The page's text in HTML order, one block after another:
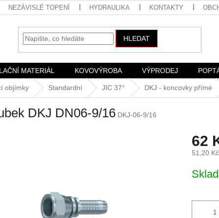
NEZÁVISLÉ TOPENÍ HYDRAULIKA KONTAKTY
HLEDAT
MATERIÁL KOVOVÝROBA VÝPRODEJ
objímky Standardní JIC 37° DKJ - koncovky přímé
DKJ DN06-9/16 DKJ-06-9/16
62
51,20
cena: